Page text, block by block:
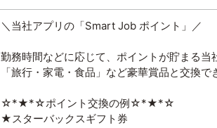
＼当社アプリの「Smart Job ポイント」／
勤務時間などに応じて、ポイントが貯まる当
「旅行・家電・食品」など豪華賞品と交換で
☆*★*☆ポイント交換の例☆*★*☆
★スターバックスギフト券